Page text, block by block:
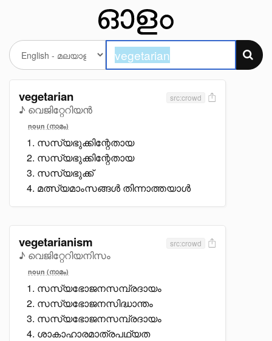
vegetarian
♪ വെജിറ്റേറിയൻ
src:crowd
noun (നാമം)
സസ്യഭുക്കിന്റേതായ
സസ്യഭുക്കിന്റേതായ
സസ്യഭുക്ക്
മത്സ്യമാംസങ്ങൾ തിന്നാത്തയാൾ
vegetarianism
♪ വെജിറ്റേറിയനിസം
src:crowd
noun (നാമം)
സസ്യഭോജനസമ്പ്രദായം
സസ്യഭോജനസിദ്ധാന്തം
സസ്യഭോജനസമ്പ്രദായം
ശാകാഹാരമാത്രപഥ്യത